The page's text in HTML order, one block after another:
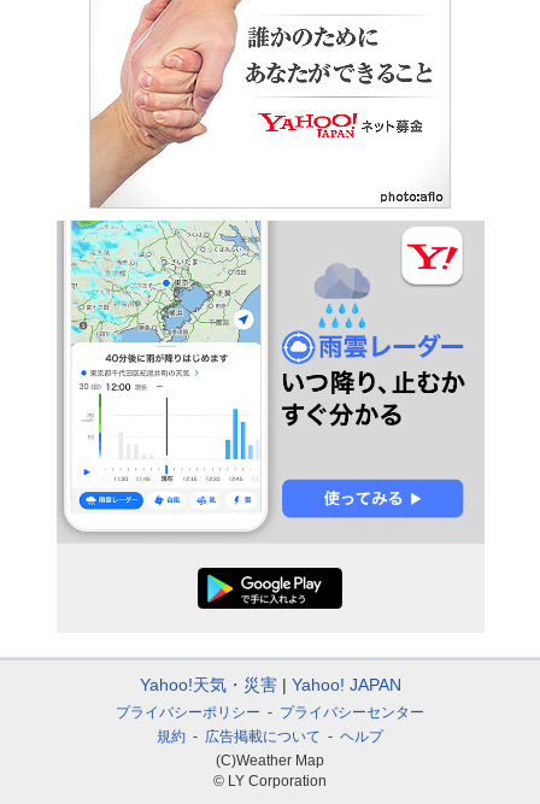
Yahoo!天気・災害 Yahoo! JAPAN
プライバシーポリシー
プライバシーセンター
規約
広告掲載について
ヘルプ
(C)Weather Map
© LY Corporation